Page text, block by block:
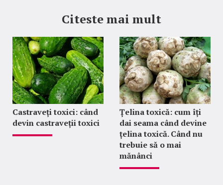
Citeste mai mult
Castraveți toxici: când
devin castraveții toxici
Țelina toxică: cum îți
dai seama când devine
țelina toxică. Când nu
trebuie să o mai
mănânci